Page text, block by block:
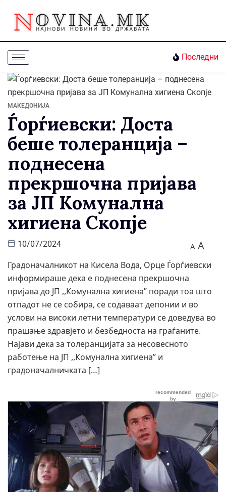
Последни
МАКЕДОНИЈА
Ѓорѓиевски: Доста
беше толеранција –
поднесена
прекршочна пријава
за ЈП Комунална
хигиена Скопје
10/07/2024 A A
Градоначалникот на Кисела Вода, Орце Ѓорѓиевски
информираше дека е поднесена прекршочна
пријава до ЈП ,,Комунална хигиена” поради тоа што
отпадот не се собира, се содаваат депонии и во
услови на високи летни температури се доведува во
прашање здравјето и безбедноста на граѓаните.
Најави дека за толеранцијата за несовесното
работење на ЈП ,,Комунална хигиена” и
градоначалничката […]